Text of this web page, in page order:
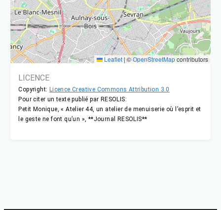
Leaflet|©OpenStreetMapcontributors
LICENCE
Copyright: Licence Creative Commons Attribution 3.0
Pour citer un texte publié par RESOLIS:
Petit Monique, « Atelier 44, un atelier de menuiserie où l’esprit et
le geste ne font qu’un », **Journal RESOLIS**